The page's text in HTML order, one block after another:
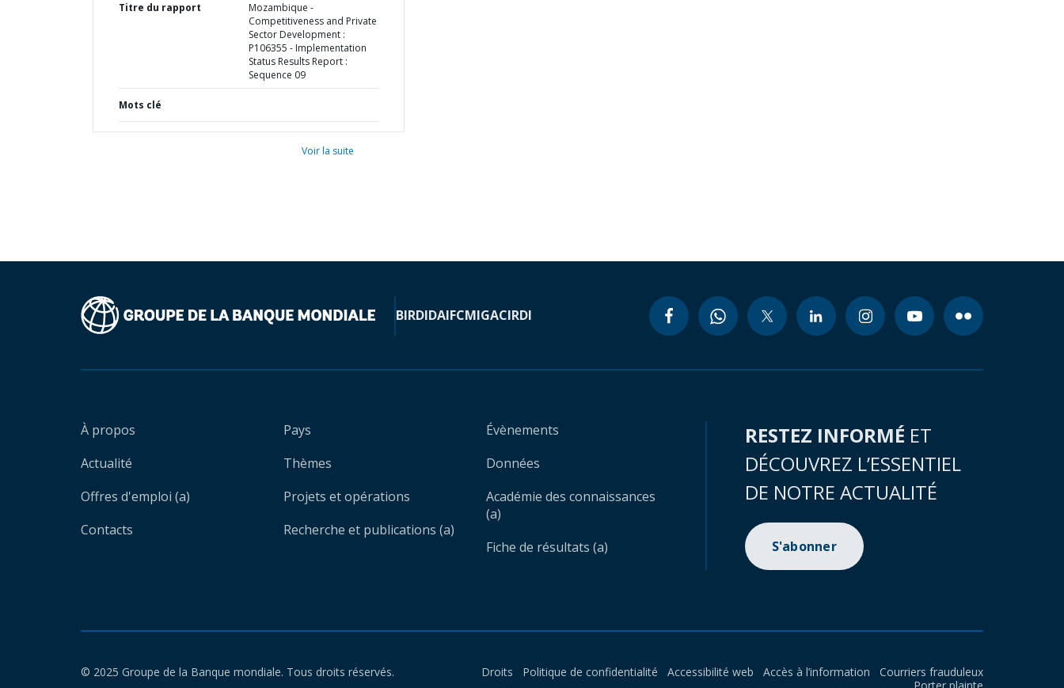
Titre du rapport
Mozambique -
Competitiveness and Private
Sector Development :
P106355 - Implementation
Status Results Report :
Sequence 09
Mots clé
Voir la suite
BIRDIDAIFCMIGACIRDI
À propos
Actualité
Offres d'emploi (a)
Contacts
Pays
Thèmes
Projets et opérations
Recherche et publications (a)
Évènements
Données
Académie des connaissances
(a)
Fiche de résultats (a)
RESTEZ INFORMÉ ET
DÉCOUVREZ L’ESSENTIEL
DE NOTRE ACTUALITÉ
S'abonner
© 2025 Groupe de la Banque mondiale. Tous droits réservés. Droits Politique de confidentialité Accessibilité web Accès à l’information
Courriers frauduleux